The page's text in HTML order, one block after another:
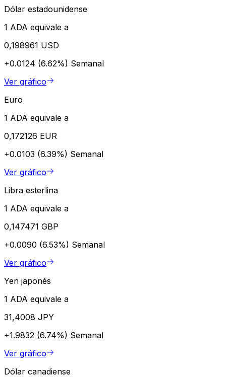
Dólar estadounidense
1 ADA equivale a
0,198961 USD
+0.0124 (6.62%) Semanal
Ver gráfico
Euro
1 ADA equivale a
0,172126 EUR
+0.0103 (6.39%) Semanal
Ver gráfico
Libra esterlina
1 ADA equivale a
0,147471 GBP
+0.0090 (6.53%) Semanal
Ver gráfico
Yen japonés
1 ADA equivale a
31,4008 JPY
+1.9832 (6.74%) Semanal
Ver gráfico
Dólar canadiense